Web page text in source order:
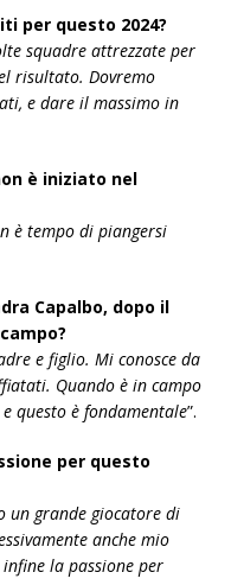
per questo 2024?
squadre attrezzate per
risultato. Dovremo
e dare il massimo in
è iniziato nel
è tempo di piangersi
Capalbo, dopo il
e figlio. Mi conosce da
Quando è in campo
questo è fondamentale”.
per questo
un grande giocatore di
anche mio
la passione per